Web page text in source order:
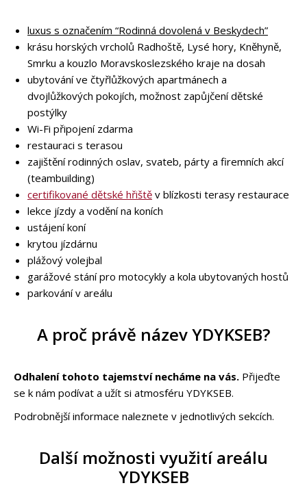
luxus s označením “Rodinná dovolená v Beskydech”
krásu horských vrcholů Radhoště, Lysé hory, Kněhyně,
Smrku a kouzlo Moravskoslezského kraje na dosah
ubytování ve čtyřlůžkových apartmánech a
dvojlůžkových pokojích, možnost zapůjčení dětské
postýlky
Wi-Fi připojení zdarma
restauraci s terasou
zajištění rodinných oslav, svateb, párty a firemních akcí
(teambuilding)
certifikované dětské hřiště v blízkosti terasy restaurace
lekce jízdy a vodění na koních
ustájení koní
krytou jízdárnu
plážový volejbal
garážové stání pro motocykly a kola ubytovaných hostů
parkování v areálu
A proč právě název YDYKSEB?
Odhalení tohoto tajemství necháme na vás. Přijeďte
se k nám podívat a užít si atmosféru YDYKSEB.
Podrobnější informace naleznete v jednotlivých sekcích.
Další možnosti využití areálu
YDYKSEB